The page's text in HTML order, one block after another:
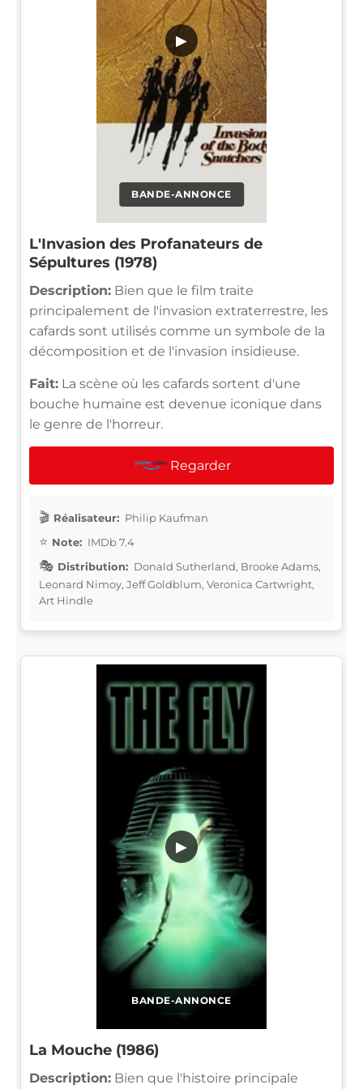
BANDE-ANNONCE
▶
L'Invasion des Profanateurs de
Sépultures (1978)
Description: Bien que le film traite
principalement de l'invasion extraterrestre, les
cafards sont utilisés comme un symbole de la
décomposition et de l'invasion insidieuse.
Fait: La scène où les cafards sortent d'une
bouche humaine est devenue iconique dans
le genre de l'horreur.
Regarder
Réalisateur: Philip Kaufman
Note: IMDb 7.4
Distribution: Donald Sutherland, Brooke Adams,
Leonard Nimoy, Jeff Goldblum, Veronica Cartwright,
Art Hindle
BANDE-ANNONCE
▶
La Mouche (1986)
Description: Bien que l'histoire principale